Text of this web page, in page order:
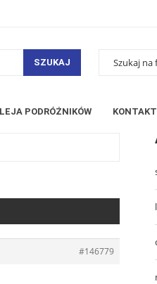
SZUKAJ
PODRÓŻNIKÓW
#146779